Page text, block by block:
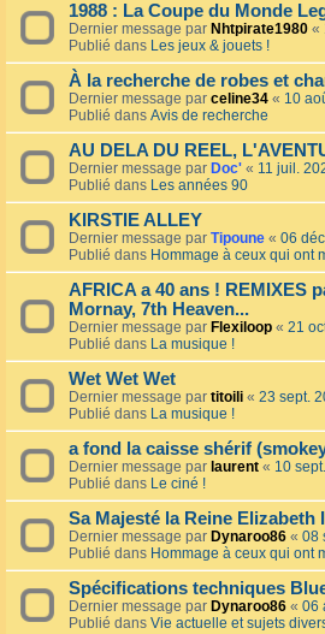
1988 : La Coupe du Monde
Dernier message par Nhtpirate1980 «
Publié dans Les jeux & jouets !
À la recherche de robes et
Dernier message par celine34 « 10
Publié dans Avis de recherche
AU DELA DU REEL,
Dernier message par Doc' « 11 juil.
Publié dans Les années 90
KIRSTIE ALLEY
Dernier message par Tipoune « 06
Publié dans Hommage à ceux qui ont
AFRICA a 40 ans ! REMIXES
Mornay, 7th Heaven...
Dernier message par Flexiloop « 21
Publié dans La musique !
Wet Wet Wet
Dernier message par titoili « 23 sept.
Publié dans La musique !
a fond la caisse shérif
Dernier message par laurent « 10
Publié dans Le ciné !
Sa Majesté la Reine Elizabeth II
Dernier message par Dynaroo86 « 08
Publié dans Hommage à ceux qui ont
Spécifications techniques
Dernier message par Dynaroo86 « 06
Publié dans Vie actuelle et sujets